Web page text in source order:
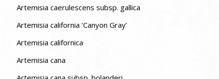
Artemisia caerulescens subsp. gallica
Artemisia california ‘Canyon Gray’
Artemisia californica
Artemisia cana